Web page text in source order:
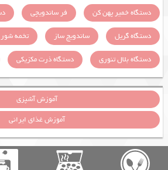
دستگاه خمیر پهن کن
فر ساندویچی
دستگاه گریل
ساندویچ ساز تخمه
دستگاه بلال تنوری
دستگاه ذرت مکزیکی
آموزش آشپزی
آموزش غذای ایرانی